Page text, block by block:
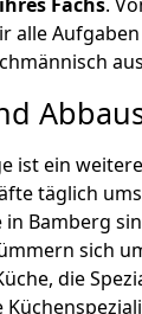
alle
ist ein
täglich
Bamberg
sich
die